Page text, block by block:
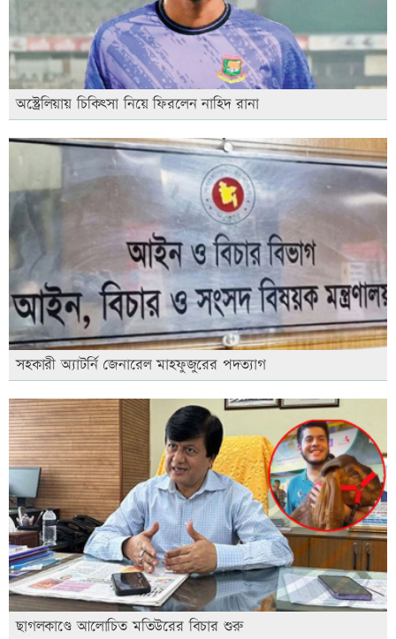
অস্ট্রেলিয়ায় চিকিৎসা নিয়ে ফিরলেন নাহিদ রানা
সহকারী অ্যাটর্নি জেনারেল মাহফুজুরের পদত্যাগ
ছাগলকাণ্ডে আলোচিত মতিউরের বিচার শুরু